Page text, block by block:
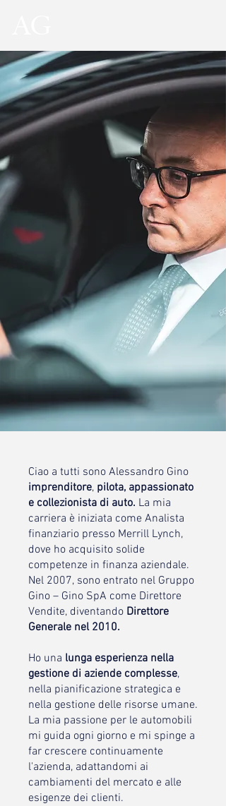
ABOUT
Ciao a tutti sono Alessandro Gino
imprenditore, pilota, appassionato
e collezionista di auto. La mia
carriera è iniziata come Analista
finanziario presso Merrill Lynch,
dove ho acquisito solide
competenze in finanza aziendale.
Nel 2007, sono entrato nel Gruppo
Gino – Gino SpA come Direttore
Vendite, diventando Direttore
Generale nel 2010.
Ho una lunga esperienza nella
gestione di aziende complesse,
nella pianificazione strategica e
nella gestione delle risorse umane.
La mia passione per le automobili
mi guida ogni giorno e mi spinge a
far crescere continuamente
l'azienda, adattandomi ai
cambiamenti del mercato e alle
esigenze dei clienti.